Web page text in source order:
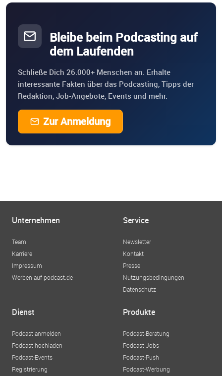
Bleibe beim Podcasting auf
dem Laufenden
Schließe Dich 26.000+ Menschen an. Erhalte
interessante Fakten über das Podcasting, Tipps der
Redaktion, Job-Angebote, Events und mehr.
Zur Anmeldung
Unternehmen
Team
Karriere
Impressum
Werben auf podcast.de
Service
Newsletter
Kontakt
Presse
Nutzungsbedingungen
Datenschutz
Dienst
Podcast anmelden
Podcast hochladen
Podcast-Events
Registrierung
Produkte
Podcast-Beratung
Podcast-Jobs
Podcast-Push
Podcast-Werbung